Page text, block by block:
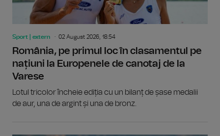
Sport | extern 02 August 2026, 18:54
România, pe primul loc în clasamentul pe
națiuni la Europenele de canotaj de la
Varese
Lotul tricolor încheie ediția cu un bilanț de șase medalii
de aur, una de argint și una de bronz.